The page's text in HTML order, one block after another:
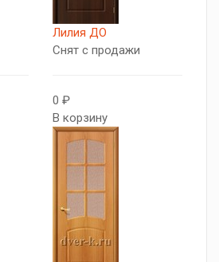
Лилия ДО
Снят с продажи
0 ₽
В корзину